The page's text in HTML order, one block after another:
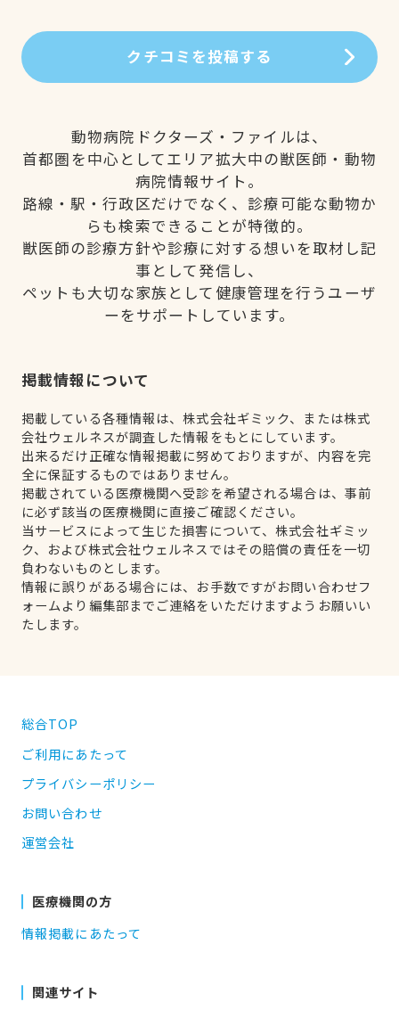
クチコミを投稿する
動物病院ドクターズ・ファイルは、
首都圏を中心としてエリア拡大中の獣医師・動物
病院情報サイト。
路線・駅・行政区だけでなく、診療可能な動物か
らも検索できることが特徴的。
獣医師の診療方針や診療に対する想いを取材し記
事として発信し、
ペットも大切な家族として健康管理を行うユーザ
ーをサポートしています。
掲載情報について
掲載している各種情報は、株式会社ギミック、または株式
会社ウェルネスが調査した情報をもとにしています。
出来るだけ正確な情報掲載に努めておりますが、内容を完
全に保証するものではありません。
掲載されている医療機関へ受診を希望される場合は、事前
に必ず該当の医療機関に直接ご確認ください。
当サービスによって生じた損害について、株式会社ギミッ
ク、および株式会社ウェルネスではその賠償の責任を一切
負わないものとします。
情報に誤りがある場合には、お手数ですがお問い合わせフ
ォームより編集部までご連絡をいただけますようお願いい
たします。
総合TOP
ご利用にあたって
プライバシーポリシー
お問い合わせ
運営会社
医療機関の方
情報掲載にあたって
関連サイト